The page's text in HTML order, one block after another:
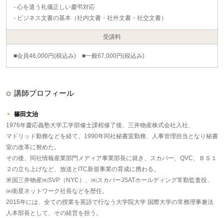
- 心を遣う礼儀正しい慶弔対応
- ビジネス文書の基本（社内文書・社外文書・社交文書）
受講料
■会員46,000円(税込み) ■一般67,000円(税込み)
講師プロフィール
篠田文治
1976年慶応義塾大学工学部修士課程修了後、三井物産株式会社入社、
マドリッド勤務などを経て、1990年同社秘書室勤務、人事管理担当となり秘書
室の改革に努めた。
その後、同社情報産業部門メディア事業部長に就き、スカパー、QVC、ＢＳ１
２の立ち上げなど、放送とITC新規事業の育成に携わる。
米国三井物産㈱SVP（NYC）、㈱スカパーJSATホールディング常勤監査役、
㈱衛星ネットワーク社長などを歴任。
2015年には、全ての授業を英語で行なう大学院大学 国際大学の常務理事兼法
人本部長として、その経営を担う。